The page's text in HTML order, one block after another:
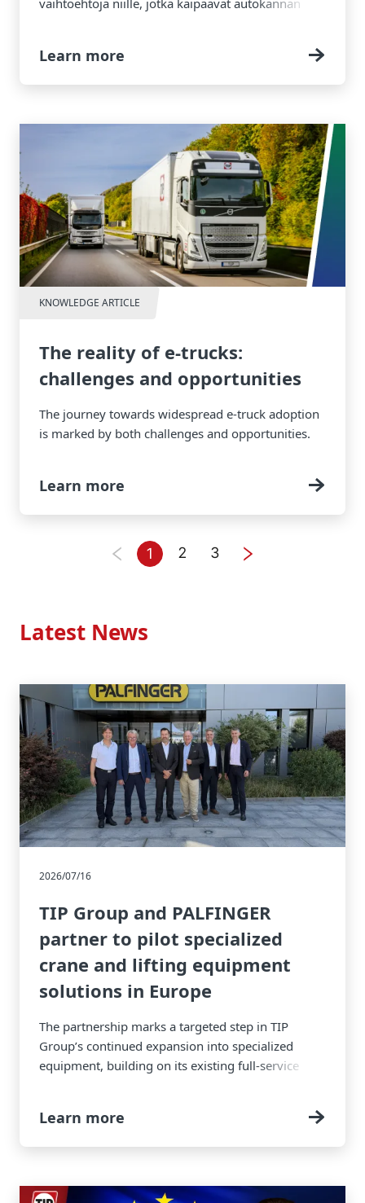
vaihtoehtoja niille, jotka kaipaavat autokannan
Learn more
KNOWLEDGE ARTICLE
The reality of e-trucks:
challenges and opportunities
The journey towards widespread e-truck adoption
is marked by both challenges and opportunities.
Learn more
1 2 3
Latest News
2026/07/16
TIP Group and PALFINGER
partner to pilot specialized
crane and lifting equipment
solutions in Europe
The partnership marks a targeted step in TIP
Group’s continued expansion into specialized
equipment, building on its existing full-service
Learn more